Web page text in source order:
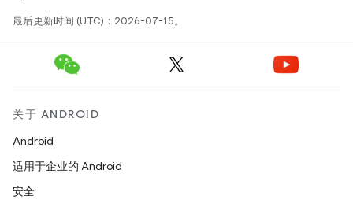
最后更新时间 (UTC)：2026-07-15。
关于 ANDROID
Android
适用于企业的 Android
安全